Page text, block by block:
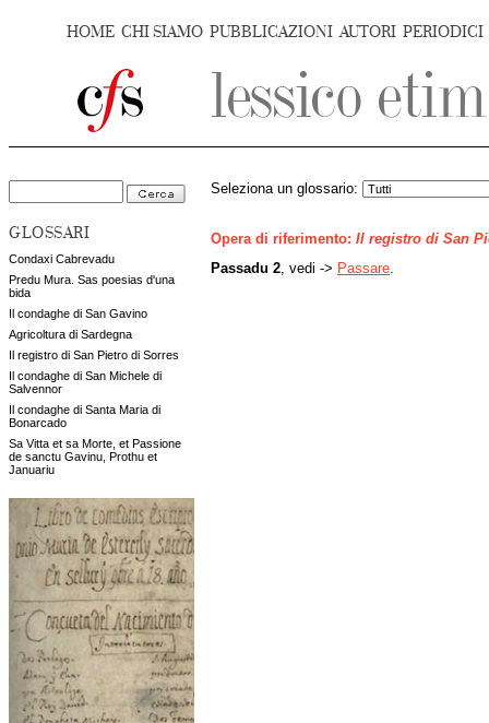
HOME CHI SIAMO PUBBLICAZIONI AUTORI PERIODICI
GLOSSARI
Condaxi Cabrevadu
Predu Mura. Sas poesias d'una
bida
Il condaghe di San Gavino
Agricoltura di Sardegna
Il registro di San Pietro di Sorres
Il condaghe di San Michele di
Salvennor
Il condaghe di Santa Maria di
Bonarcado
Sa Vitta et sa Morte, et Passione
de sanctu Gavinu, Prothu et
Januariu
Seleziona un glossario:
Opera di riferimento: Il registro di San
Passadu 2 , vedi -> Passare